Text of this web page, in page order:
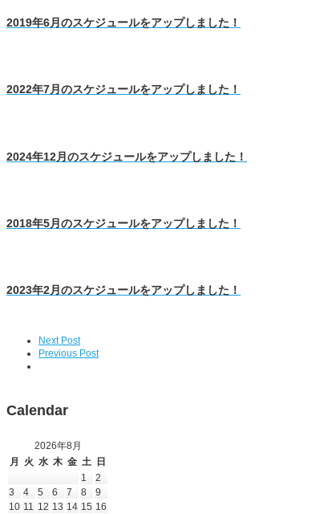
2019年6月のスケジュールをアップしました！
2022年7月のスケジュールをアップしました！
2024年12月のスケジュールをアップしました！
2018年5月のスケジュールをアップしました！
2023年2月のスケジュールをアップしました！
Next Post
Previous Post
Calendar
2026年8月
月
火 水 木 金 土 日
1
2
3
4 5 6 7 8
9
10 11 12 13 14 15 16